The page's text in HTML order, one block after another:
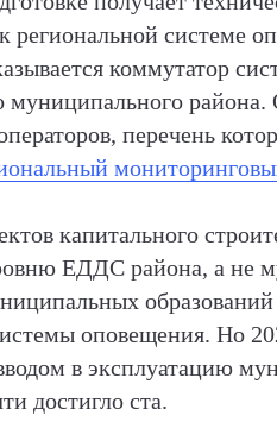
региональной системе
коммутатор
муниципального района.
перечень
капитального
ЕДДС района, а не
образований
оповещения. Но
в эксплуатацию
достигло ста.